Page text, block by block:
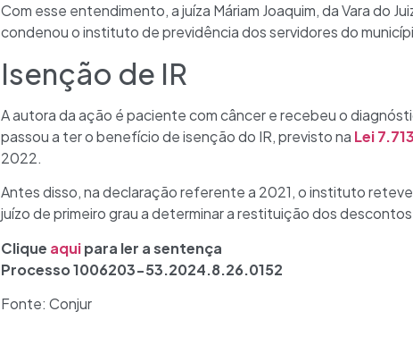
Com esse entendimento, a juíza Máriam Joaquim, da Vara do
condenou o instituto de previdência dos servidores do
Isenção de IR
A autora da ação é paciente com câncer e recebeu o
passou a ter o benefício de isenção do IR, previsto na Lei
2022.
Antes disso, na declaração referente a 2021, o instituto
juízo de primeiro grau a determinar a restituição dos
Clique aquipara ler a sentença
Processo 1006203-53.2024.8.26.0152
Fonte: Conjur